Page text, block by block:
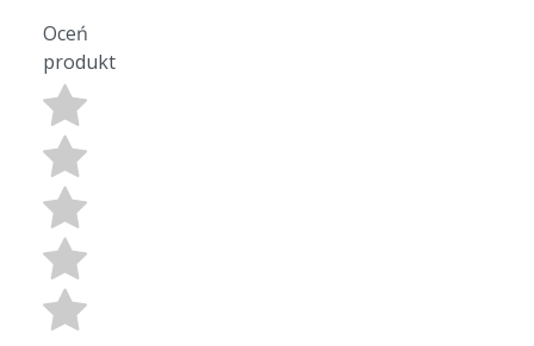
Oceń
produkt